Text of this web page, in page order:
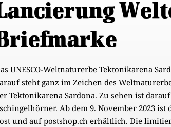
UNESCO-Weltnaturerbe Tektonikarena
steht ganz im Zeichen des
Tektonikarena Sardona. Zu sehen ist
Ab dem 9. November 2023
und auf postshop.ch erhältlich. Die